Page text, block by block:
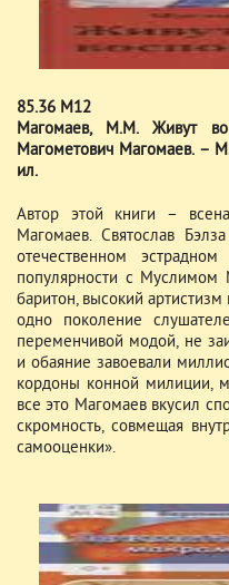
85.36 М12
Магомаев, М.М. Живут
Магометович Магомаев. –
ил.
Автор этой книги –
Магомаев. Святослав
отечественном
популярности с Муслимом
баритон, высокий
одно поколение
переменчивой модой, не
и обаяние завоевали
кордоны конной милиции,
все это Магомаев вкусил
скромность, совмещая
самооценки».